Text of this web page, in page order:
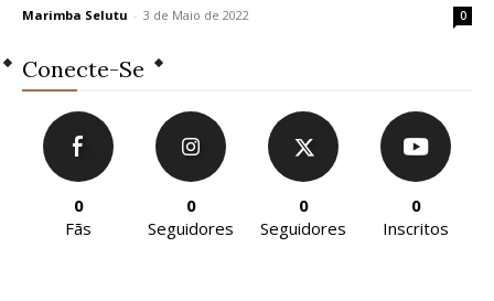
Marimba Selutu - 3 de Maio de 2022 0
Conecte-Se
0
Fãs
0
Seguidores
0
Seguidores
0
Inscritos